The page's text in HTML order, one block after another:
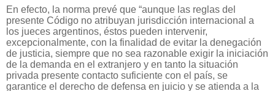
En efecto, la norma prevé que “aunque las reglas del
presente Código no atribuyan jurisdicción internacional a
los jueces argentinos, éstos pueden intervenir,
excepcionalmente, con la finalidad de evitar la denegación
de justicia, siempre que no sea razonable exigir la iniciación
de la demanda en el extranjero y en tanto la situación
privada presente contacto suficiente con el país, se
garantice el derecho de defensa en juicio y se atienda a la